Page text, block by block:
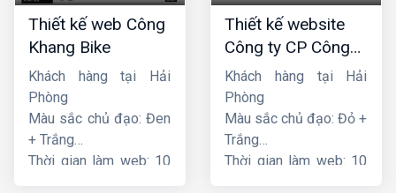
Thiết kế web Công
Khang Bike
Khách hàng tại Hải
Phòng
Màu sắc chủ đạo: Đen
+ Trắng
Thời gian làm web: 10
Thiết kế website
Công ty CP Công
nghệ PCCC Bắc Hà
Khách hàng tại Hải
Phòng
Màu sắc chủ đạo: Đỏ +
Trắng
Thời gian làm web: 10